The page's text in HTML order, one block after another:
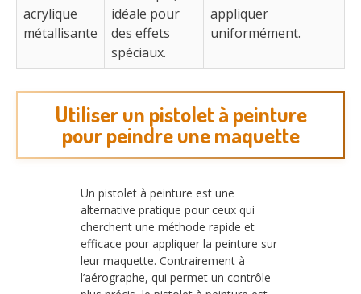
acrylique
métallisante
idéale pour
des effets
spéciaux.
appliquer
uniformément.
Utiliser un pistolet à peinture
pour peindre une maquette
Un pistolet à peinture est une
alternative pratique pour ceux qui
cherchent une méthode rapide et
efficace pour appliquer la peinture sur
leur maquette. Contrairement à
l’aérographe, qui permet un contrôle